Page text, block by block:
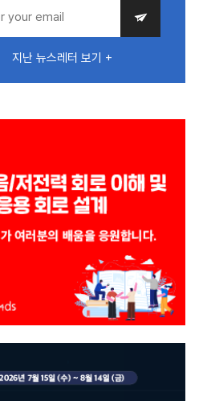
지난 뉴스레터 보기 +